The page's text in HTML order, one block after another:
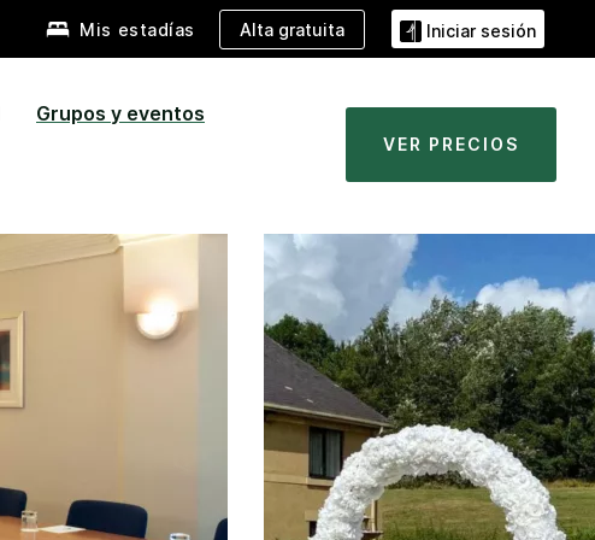
Mis estadías Alta gratuita Iniciar sesión
Grupos y eventos
VER PRECIOS